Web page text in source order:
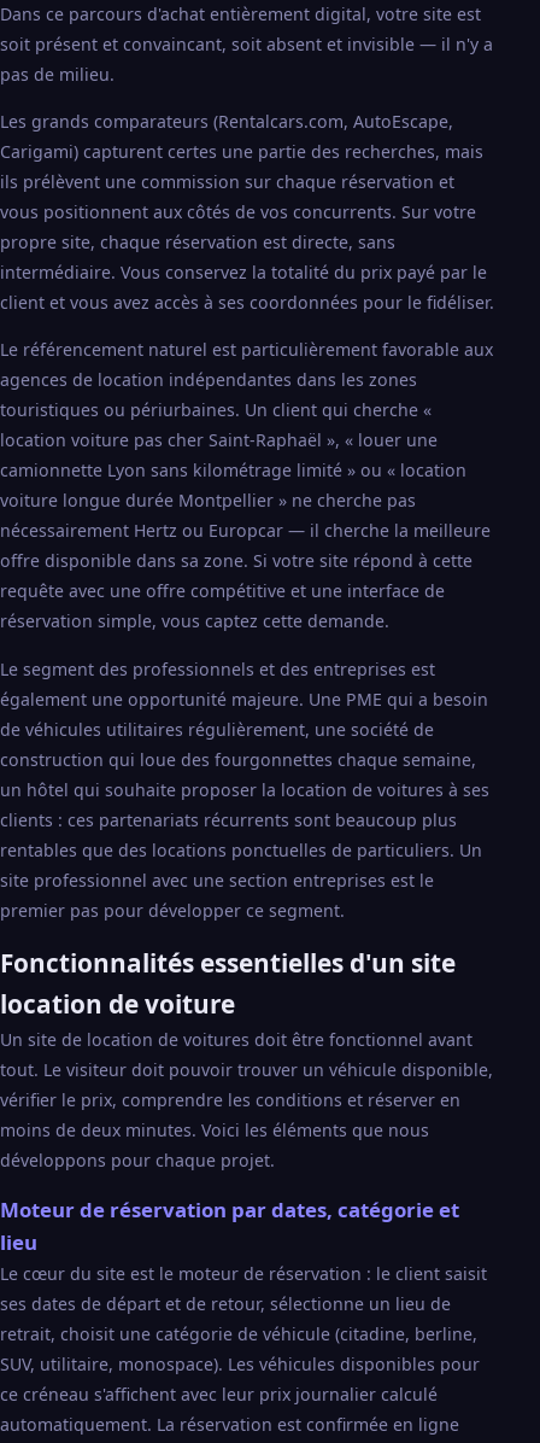
Dans ce parcours d'achat entièrement digital, votre site est
soit présent et convaincant, soit absent et invisible — il n'y a
pas de milieu.
Les grands comparateurs (Rentalcars.com, AutoEscape,
Carigami) capturent certes une partie des recherches, mais
ils prélèvent une commission sur chaque réservation et
vous positionnent aux côtés de vos concurrents. Sur votre
propre site, chaque réservation est directe, sans
intermédiaire. Vous conservez la totalité du prix payé par le
client et vous avez accès à ses coordonnées pour le fidéliser.
Le référencement naturel est particulièrement favorable aux
agences de location indépendantes dans les zones
touristiques ou périurbaines. Un client qui cherche «
location voiture pas cher Saint-Raphaël », « louer une
camionnette Lyon sans kilométrage limité » ou « location
voiture longue durée Montpellier » ne cherche pas
nécessairement Hertz ou Europcar — il cherche la meilleure
offre disponible dans sa zone. Si votre site répond à cette
requête avec une offre compétitive et une interface de
réservation simple, vous captez cette demande.
Le segment des professionnels et des entreprises est
également une opportunité majeure. Une PME qui a besoin
de véhicules utilitaires régulièrement, une société de
construction qui loue des fourgonnettes chaque semaine,
un hôtel qui souhaite proposer la location de voitures à ses
clients : ces partenariats récurrents sont beaucoup plus
rentables que des locations ponctuelles de particuliers. Un
site professionnel avec une section entreprises est le
premier pas pour développer ce segment.
Fonctionnalités essentielles d'un site
location de voiture
Un site de location de voitures doit être fonctionnel avant
tout. Le visiteur doit pouvoir trouver un véhicule disponible,
vérifier le prix, comprendre les conditions et réserver en
moins de deux minutes. Voici les éléments que nous
développons pour chaque projet.
Moteur de réservation par dates, catégorie et
lieu
Le cœur du site est le moteur de réservation : le client saisit
ses dates de départ et de retour, sélectionne un lieu de
retrait, choisit une catégorie de véhicule (citadine, berline,
SUV, utilitaire, monospace). Les véhicules disponibles pour
ce créneau s'affichent avec leur prix journalier calculé
automatiquement. La réservation est confirmée en ligne